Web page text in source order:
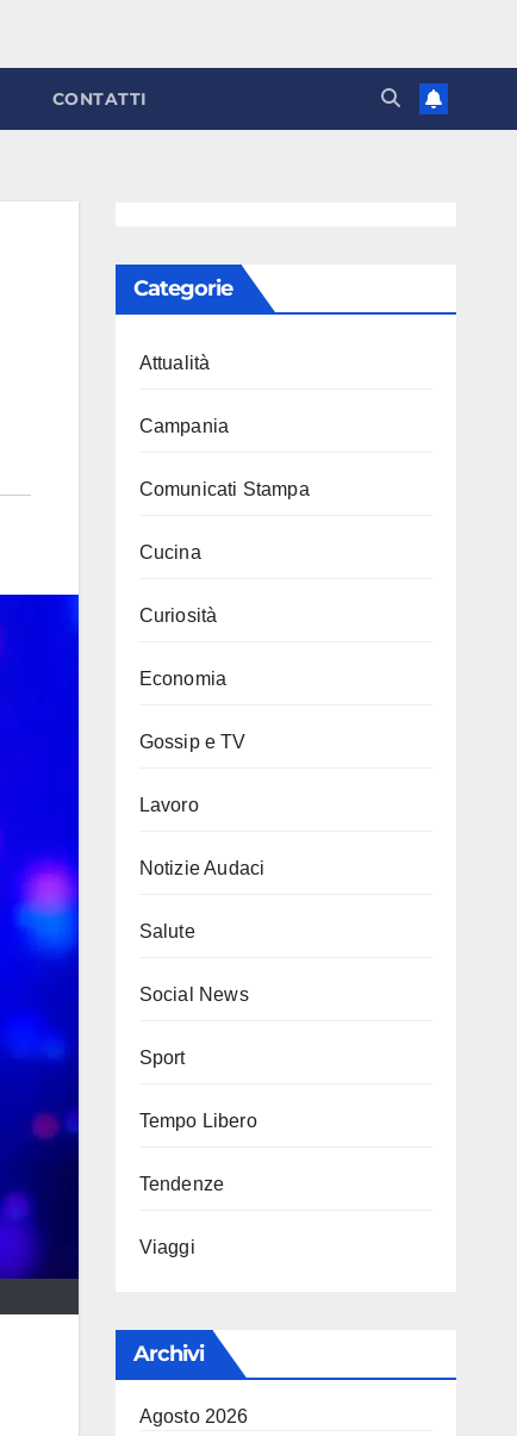
CONTATTI
Categorie
Attualità
Campania
Comunicati Stampa
Cucina
Curiosità
Economia
Gossip e TV
Lavoro
Notizie Audaci
Salute
Social News
Sport
Tempo Libero
Tendenze
Viaggi
Archivi
Agosto 2026